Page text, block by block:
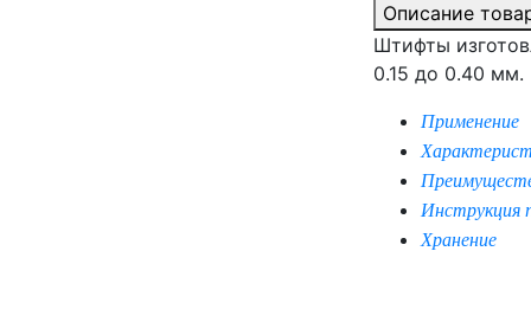
Описание
Штифты
0.15 до 0.40
Применение
Инструкция
Хранение